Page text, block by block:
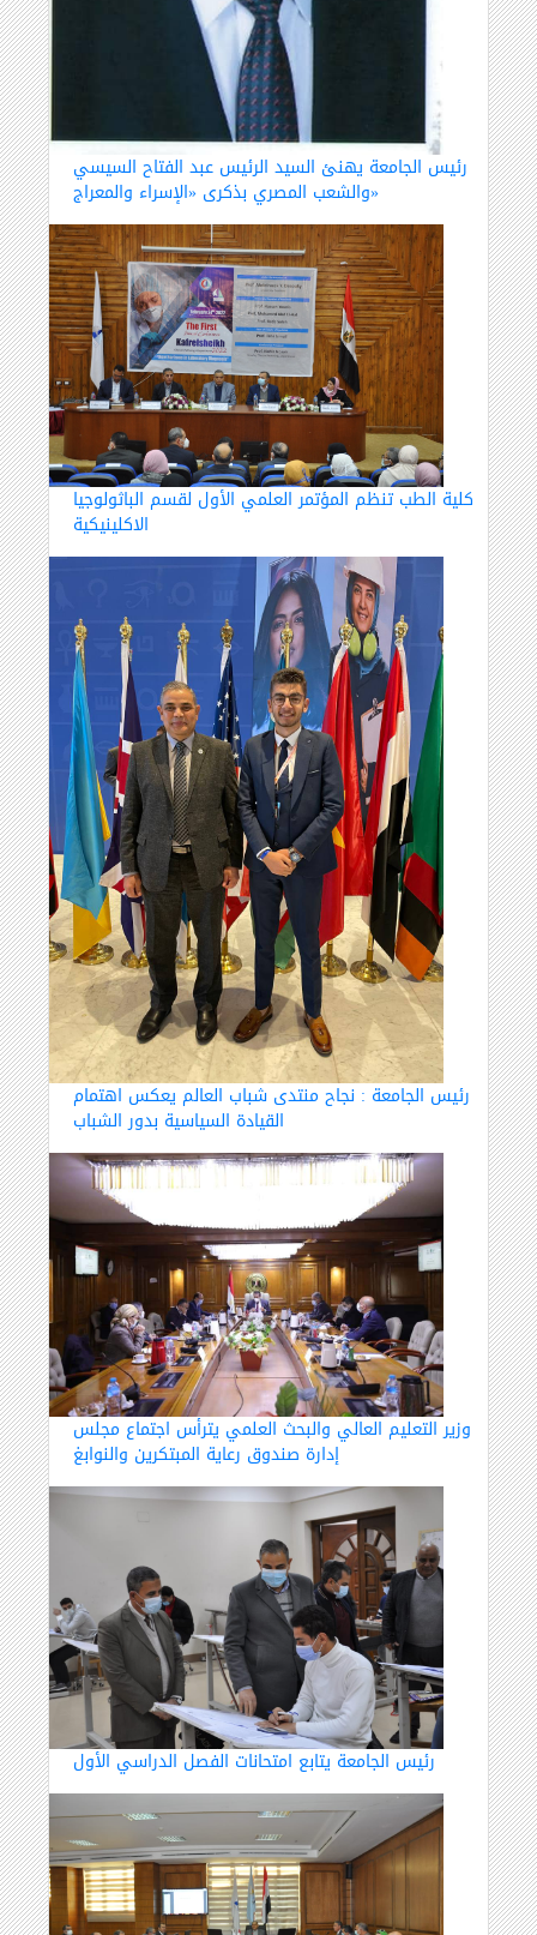
رئيس الجامعة يهنئ السيد الرئيس عبد الفتاح السيسي
والشعب المصري بذكرى «الإسراء والمعراج»
كلية الطب تنظم المؤتمر العلمي الأول لقسم الباثولوجيا
الاكلينيكية
رئيس الجامعة : نجاح منتدى شباب العالم يعكس اهتمام
القيادة السياسية بدور الشباب
وزير التعليم العالي والبحث العلمي يترأس اجتماع مجلس
إدارة صندوق رعاية المبتكرين والنوابغ
رئيس الجامعة يتابع امتحانات الفصل الدراسي الأول